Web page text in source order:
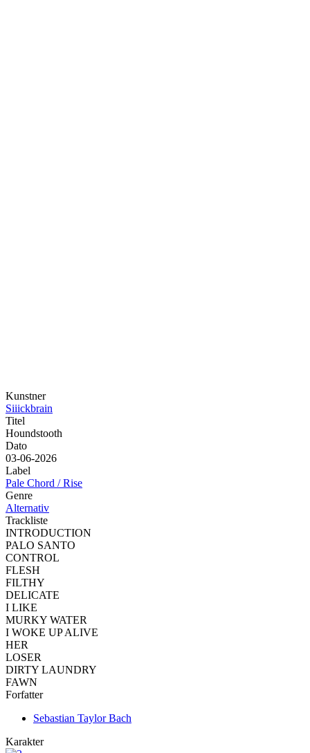
Kunstner
Siiickbrain
Titel
Houndstooth
Dato
03-06-2026
Label
Pale Chord / Rise
Genre
Alternativ
Trackliste
INTRODUCTION
PALO SANTO
CONTROL
FLESH
FILTHY
DELICATE
I LIKE
MURKY WATER
I WOKE UP ALIVE
HER
LOSER
DIRTY LAUNDRY
FAWN
Forfatter
Sebastian Taylor Bach
Karakter